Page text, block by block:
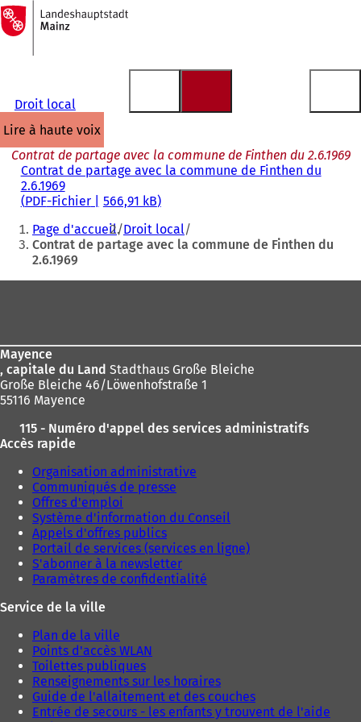
Accéder au contenu
Vers
la
page
d'accueil
Droit local
lire à haute voix
Contrat de partage avec la commune de Finthen du 2.6.1969
Contrat de partage avec la commune de Finthen du
2.6.1969
PDF-Fichier 566,91 kB
Vous
êtes
:
Page d'accueil Droit local
Contrat de partage avec la commune de Finthen du
2.6.1969
Mayence
, capitale du Land Stadthaus Große Bleiche
Große Bleiche 46/Löwenhofstraße 1
55116 Mayence
115 - Numéro d'appel des services administratifs
Accès rapide
Organisation administrative
Communiqués de presse
Offres d'emploi
Système d'information du Conseil
Appels d'offres publics
Portail de services (services en ligne)
S'abonner à la newsletter
Paramètres de confidentialité
Service de la ville
Plan de la ville
Points d'accès WLAN
Toilettes publiques
Renseignements sur les horaires
Guide de l'allaitement et des couches
Entrée de secours - les enfants y trouvent de l'aide